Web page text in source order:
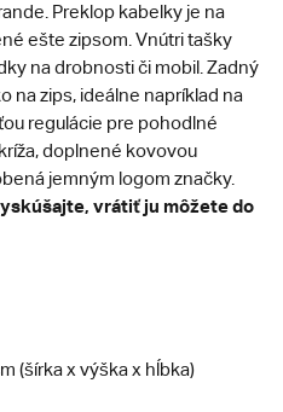
Preklop kabelky je na
ešte zipsom. Vnútri tašky
na drobnosti či mobil. Zadný
na zips, ideálne napríklad na
regulácie pre pohodlné
doplnené kovovou
jemným logom značky.
vrátiť ju môžete do
(šírka x výška x hĺbka)